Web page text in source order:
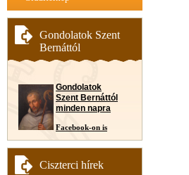
Gondolatok Szent
Bernáttól
Gondolatok
Szent Bernáttól
minden napra
Facebook-on is
Ciszterci hírek